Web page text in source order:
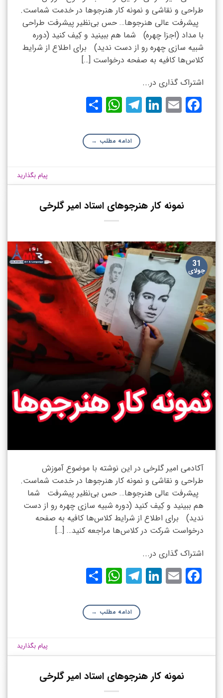
طراحی و نقاشی و نمونه کار هنرجوها در خدمت شماست.
پیشرفت عالی هنرجوها… حس بی‌نظیر پیشرفت طراحی
با مداد (اجزا چهره) شما هم ببینید و کِیف کنید (دوره
شبیه سازی چهره رو از دست ندید) برای اطلاع از شرایط
کلاس‌ها کافیه به صفحه درخواست […]
اشتراک گذاری در...
Facebook
Email
LinkedIn
Telegram
WhatsApp
ادامه مطلب →
پیام بگذارید
نمونه کار هنرجوهای استاد امیر گلرخی
31
جولای
آکادمی امیر گلرخی در این نوشته با موضوع آموزش
طراحی و نقاشی و نمونه کار هنرجوها در خدمت شماست.
پیشرفت عالی هنرجوها… حس بی‌نظیر پیشرفت شما
هم ببینید و کِیف کنید (دوره شبیه سازی چهره رو از دست
ندید) برای اطلاع از شرایط کلاس‌ها کافیه به صفحه
درخواست شرکت در کلاس‌ها مراجعه کنید… […]
اشتراک گذاری در...
Facebook
Email
LinkedIn
Telegram
WhatsApp
ادامه مطلب →
پیام بگذارید
نمونه کار هنرجوهای استاد امیر گلرخی